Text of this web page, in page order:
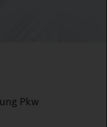
Pkw